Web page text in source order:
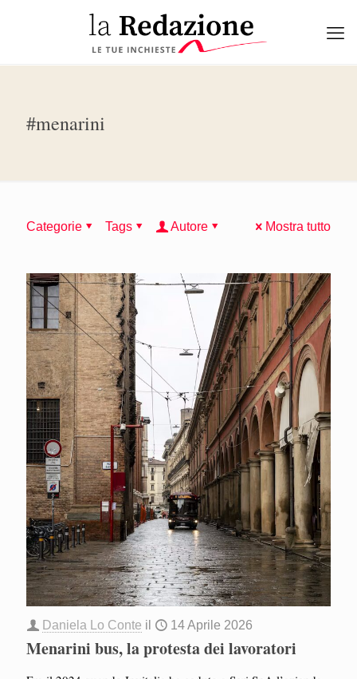
#menarini
Categorie Tags Autore Mostra tutto
Daniela Lo Conte il 14 Aprile 2026
Menarini bus, la protesta dei lavoratori